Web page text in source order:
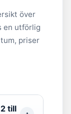
över
en utförlig
priser
till